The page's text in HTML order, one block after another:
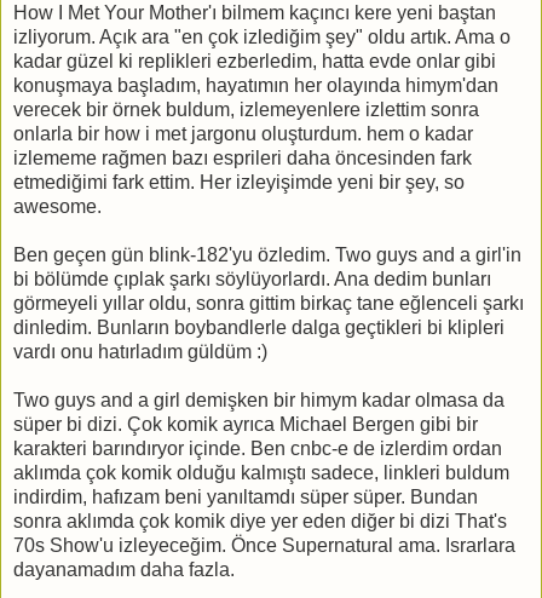
How I Met Your Mother'ı bilmem kaçıncı kere yeni baştan
izliyorum. Açık ara "en çok izlediğim şey" oldu artık. Ama o
kadar güzel ki replikleri ezberledim, hatta evde onlar gibi
konuşmaya başladım, hayatımın her olayında himym'dan
verecek bir örnek buldum, izlemeyenlere izlettim sonra
onlarla bir how i met jargonu oluşturdum. hem o kadar
izlememe rağmen bazı esprileri daha öncesinden fark
etmediğimi fark ettim. Her izleyişimde yeni bir şey, so
awesome.
Ben geçen gün blink-182'yu özledim. Two guys and a girl'in
bi bölümde çıplak şarkı söylüyorlardı. Ana dedim bunları
görmeyeli yıllar oldu, sonra gittim birkaç tane eğlenceli şarkı
dinledim. Bunların boybandlerle dalga geçtikleri bi klipleri
vardı onu hatırladım güldüm :)
Two guys and a girl demişken bir himym kadar olmasa da
süper bi dizi. Çok komik ayrıca Michael Bergen gibi bir
karakteri barındıryor içinde. Ben cnbc-e de izlerdim ordan
aklımda çok komik olduğu kalmıştı sadece, linkleri buldum
indirdim, hafızam beni yanıltamdı süper süper. Bundan
sonra aklımda çok komik diye yer eden diğer bi dizi That's
70s Show'u izleyeceğim. Önce Supernatural ama. Israrlara
dayanamadım daha fazla.